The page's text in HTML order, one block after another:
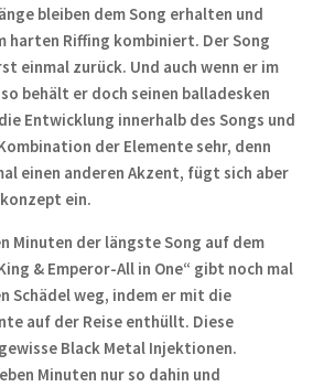
bleiben dem Song erhalten und
harten Riffing kombiniert. Der Song
einmal zurück. Und auch wenn er im
behält er doch seinen balladesken
Entwicklung innerhalb des Songs und
der Elemente sehr, denn
einen anderen Akzent, fügt sich aber
ein.
Minuten der längste Song auf dem
& Emperor-All in One“ gibt noch mal
Schädel weg, indem er mit die
auf der Reise enthüllt. Diese
Black Metal Injektionen.
Minuten nur so dahin und